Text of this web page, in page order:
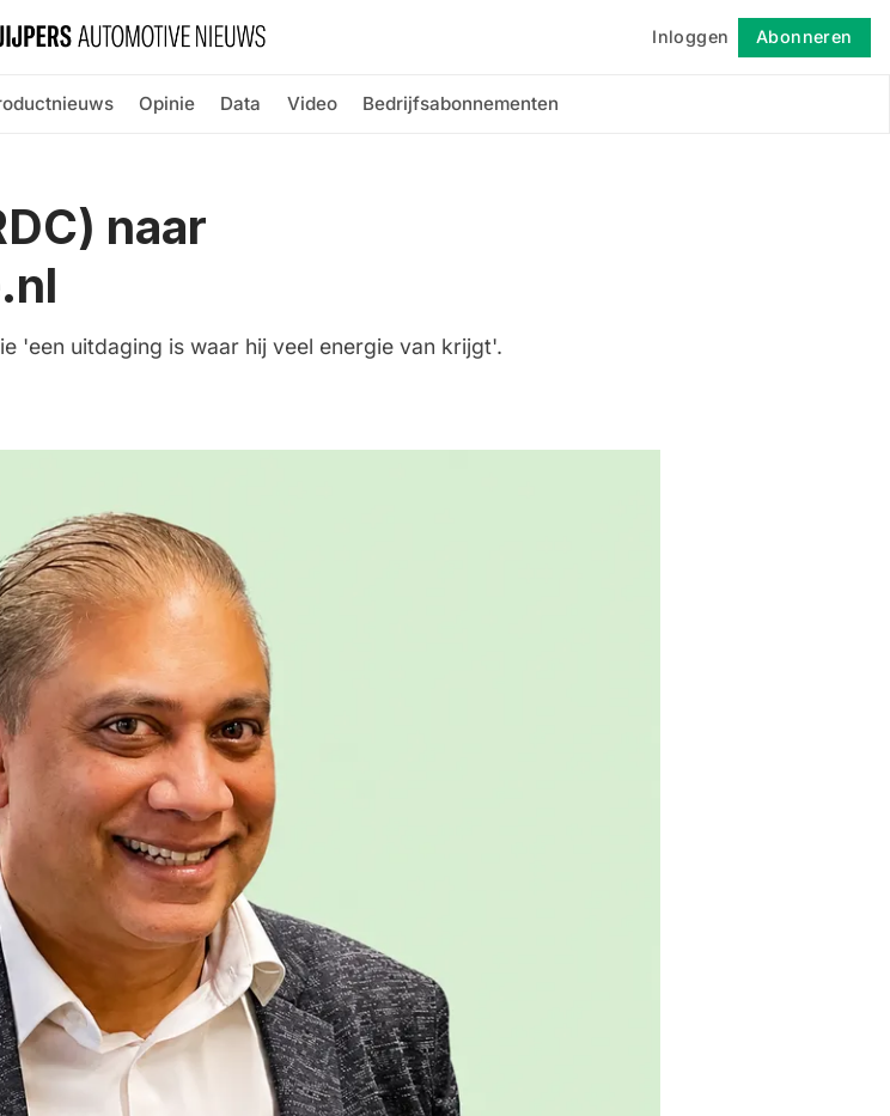
Inloggen Abonneren
Opinie Data Video Bedrijfsabonnementen
naar
'een uitdaging is waar hij veel energie van krijgt'.